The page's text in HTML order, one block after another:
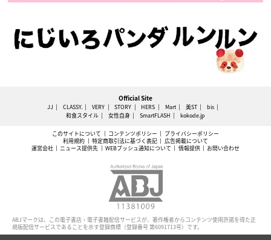
Official Site
JJ CLASSY. VERY STORY HERS Mart 美ST
bis
和食スタイル
女性自身 SmartFLASH kokode.jp
このサイトについて コンテンツポリシー
プライバシーポリシー
利用規約
特定商取引法に基づく表記
広告掲載について
運営会社
ニュース提供先 WEBプッシュ通知について 情報提供 お問い合わせ
ABJマークは、この電子書店・電子書籍配信サービスが、著作権者からコンテンツ使用許諾を得た正
規版配信サービスであることを示す登録商標（登録番号 第6091713号）です。